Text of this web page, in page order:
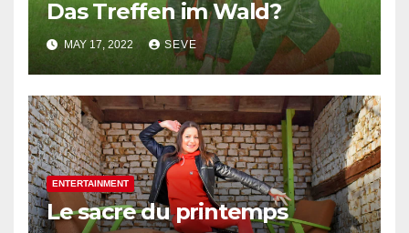
Das Treffen im Wald?
MAY 17, 2022 SEVE
ENTERTAINMENT
Le sacre du printemps